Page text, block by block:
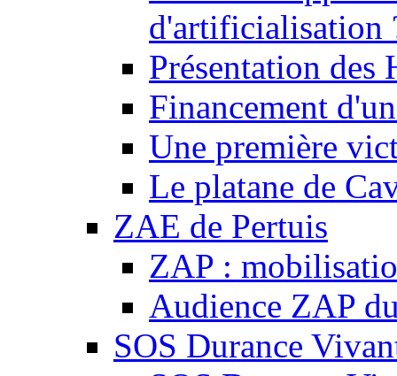
d'artificialisation
Présentation des
Financement
Une première
Le platane de
ZAE de Pertuis
ZAP :
Audience ZAP
SOS Durance